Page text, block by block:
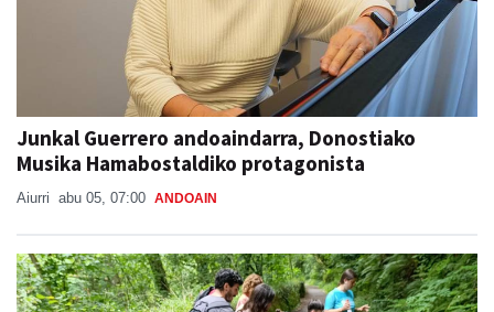
Junkal Guerrero andoaindarra, Donostiako
Musika Hamabostaldiko protagonista
Aiurri abu 05, 07:00 ANDOAIN